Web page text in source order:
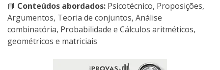
📘 Conteúdos abordados: Psicotécnico, Proposições,
Argumentos, Teoria de conjuntos, Análise
combinatória, Probabilidade e Cálculos aritméticos,
geométricos e matriciais